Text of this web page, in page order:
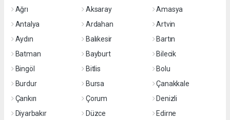
Ağrı
Aksaray
Amasya
Antalya
Ardahan
Artvin
Aydın
Balıkesir
Bartın
Batman
Bayburt
Bilecik
Bingöl
Bitlis
Bolu
Burdur
Bursa
Çanakkale
Çankırı
Çorum
Denizli
Diyarbakır
Düzce
Edirne